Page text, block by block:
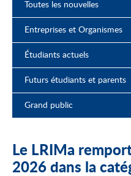
Toutes les nouvelles
Entreprises et Organismes
Étudiants actuels
Futurs étudiants et parents
Grand public
Le LRIMa
2026 dans la